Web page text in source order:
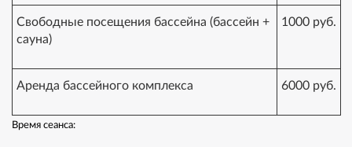
Свободные посещения бассейна (бассейн +
сауна)
1000 руб.
Аренда бассейного комплекса 6000 руб.
Время сеанса: